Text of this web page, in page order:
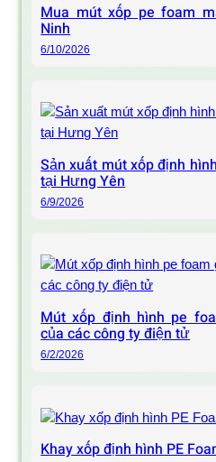
Mua mút xốp pe foam
Ninh
6/10/2026
Sản xuất mút xốp định
tại Hưng Yên
6/9/2026
Mút xốp định hình pe
của các công ty điện tử
6/2/2026
Khay xốp định hình PE